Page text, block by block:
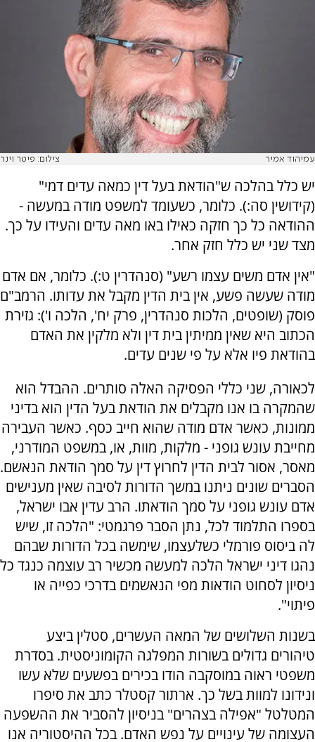
עמיהוד אמיר צילום: פיטר וינר
יש כלל בהלכה ש"הודאת בעל דין כמאה עדים דמי"
(קידושין סה:). כלומר, כשעומד למשפט מודה במעשה -
ההודאה כל כך חזקה כאילו באו מאה עדים והעידו על כך.
מצד שני יש כלל חזק אחר.
"אין אדם משים עצמו רשע" (סנהדרין ט:). כלומר, אם אדם
מודה שעשה פשע, אין בית הדין מקבל את עדותו. הרמב"ם
פוסק (שופטים, הלכות סנהדרין, פרק יח', הלכה ו'): גזירת
הכתוב היא שאין ממיתין בית דין ולא מלקין את האדם
בהודאת פיו אלא על פי שנים עדים.
לכאורה, שני כללי הפסיקה האלה סותרים. ההבדל הוא
שהמקרה בו אנו מקבלים את הודאת בעל הדין הוא בדיני
ממונות, כאשר אדם מודה שהוא חייב כסף. כאשר העבירה
מחייבת עונש גופני - מלקות, מוות, או, במשפט המודרני,
מאסר, אסור לבית הדין לחרוץ דין על סמך הודאת הנאשם.
הסברים שונים ניתנו במשך הדורות לסיבה שאין מענישים
אדם עונש גופני על סמך הודאתו. הרב עדין אבו ישראל,
בספרו התלמוד לכל, נתן הסבר פרגמטי: "הלכה זו, שיש
לה ביסוס פורמלי כשלעצמו, שימשה בכל הדורות שבהם
נהגו דיני ישראל הלכה למעשה מכשיר רב עוצמה כנגד כל
ניסיון לסחוט הודאות מפי הנאשמים בדרכי כפייה או
פיתוי".
בשנות השלושים של המאה העשרים, סטלין ביצע
טיהורים גדולים בשורות המפלגה הקומוניסטית. בסדרת
משפטי ראוה במוסקבה הודו בכירים בפשעים שלא עשו
ונידונו למוות בשל כך. ארתור קסטלר כתב את סיפרו
המטלטל "אפילה בצהרים" בניסיון להסביר את ההשפעה
העצומה של עינויים על נפש האדם. בכל ההיסטוריה אנו